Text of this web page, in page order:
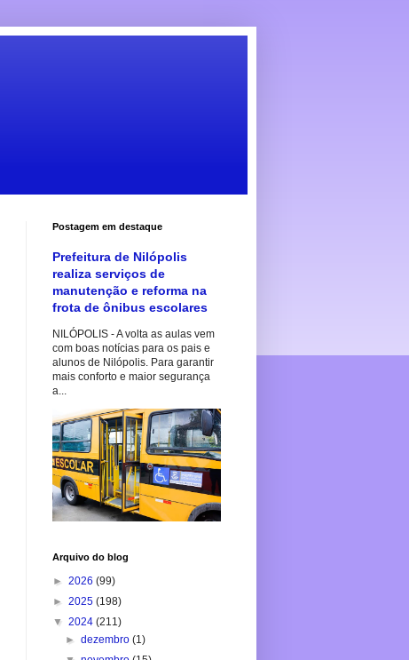
Postagem em destaque
Prefeitura de Nilópolis
realiza serviços de
manutenção e reforma na
frota de ônibus escolares
NILÓPOLIS - A volta as aulas vem
com boas notícias para os pais e
alunos de Nilópolis. Para garantir
mais conforto e maior segurança
a...
Arquivo do blog
► 2026 (99)
► 2025 (198)
▼ 2024 (211)
►dezembro(1)